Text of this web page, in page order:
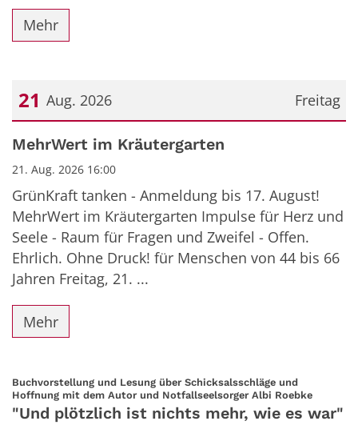
Mehr
Freitag
21 Aug. 2026
Datum: 21. August 2026
MehrWert im Kräutergarten
21. Aug. 2026 16:00
GrünKraft tanken - Anmeldung bis 17. August!
MehrWert im Kräutergarten Impulse für Herz und
Seele - Raum für Fragen und Zweifel - Offen.
Ehrlich. Ohne Druck! für Menschen von 44 bis 66
Jahren Freitag, 21. ...
Mehr
Buchvorstellung und Lesung über Schicksalsschläge und
Hoffnung mit dem Autor und Notfallseelsorger Albi Roebke:
"Und plötzlich ist nichts mehr, wie es war"